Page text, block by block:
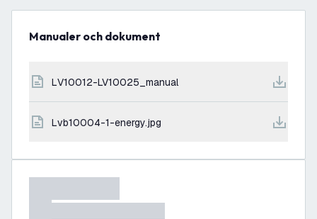
Manualer och dokument
LV10012-LV10025_manual
lvb10004-1-energy.jpg